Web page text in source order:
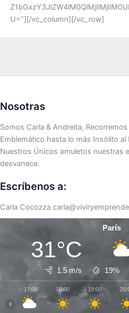
U=”][/vc_column][/vc_row]
Nosotras
Somos Carla & Andreita,
Emblemático hasta lo más Insólito al
Nuestros Únicos amuletos nuestras
desvanece.
Escríbenos a:
Carla Cocozza
París
31°C
1.5 m/s 19%
17:00 18:00 19:00
‹